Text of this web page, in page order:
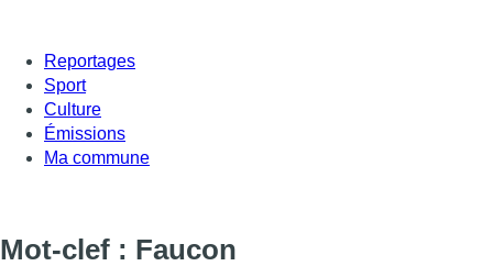
Reportages
Sport
Culture
Émissions
Ma commune
Mot-clef : Faucon